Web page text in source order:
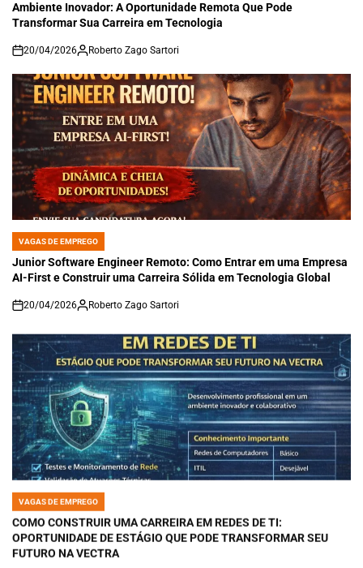
Ambiente Inovador: A Oportunidade Remota Que Pode
Transformar Sua Carreira em Tecnologia
on
20/04/2026 Roberto Zago Sartori
POSTED
IN
VAGAS DE EMPREGO
Junior Software Engineer Remoto: Como Entrar em uma Empresa
AI-First e Construir uma Carreira Sólida em Tecnologia Global
on
20/04/2026 Roberto Zago Sartori
POSTED
IN
VAGAS DE EMPREGO
COMO CONSTRUIR UMA CARREIRA EM REDES DE TI:
OPORTUNIDADE DE ESTÁGIO QUE PODE TRANSFORMAR SEU
FUTURO NA VECTRA